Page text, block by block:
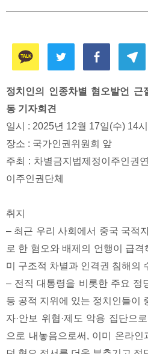
정치인의 인종차별 혐오발언
동 기자회견
일시 : 2025년 12월 17일(수) 14시
장소 : 국가인권위원회 앞
주최 : 차별금지법제정이주인권
이주인권단체
취지
– 최근 우리 사회에서 중국 국적
로 한 혐오와 배제의 언행이 급격
미 구조적 차별과 인격권 침해의
– 전직 대통령을 비롯한 주요 정
등 공적 지위에 있는 정치인들이
자·안보 위협·제도 악용 집단으
으로 내놓음으로써, 이미 온라